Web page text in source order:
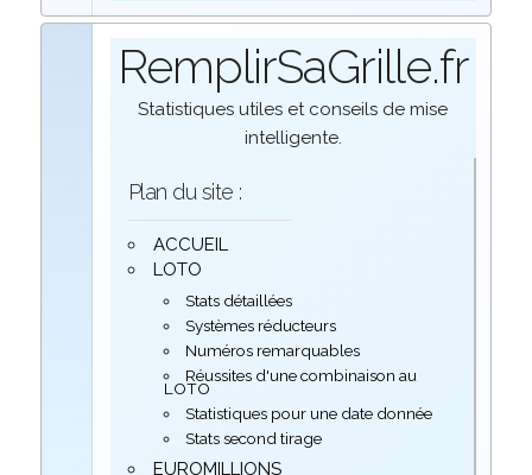
RemplirSaGrille.fr
Statistiques utiles et conseils de mise
intelligente.
Plan du site :
ACCUEIL
LOTO
Stats détaillées
Systèmes réducteurs
Numéros remarquables
Réussites d'une combinaison au
LOTO
Statistiques pour une date donnée
Stats second tirage
EUROMILLIONS